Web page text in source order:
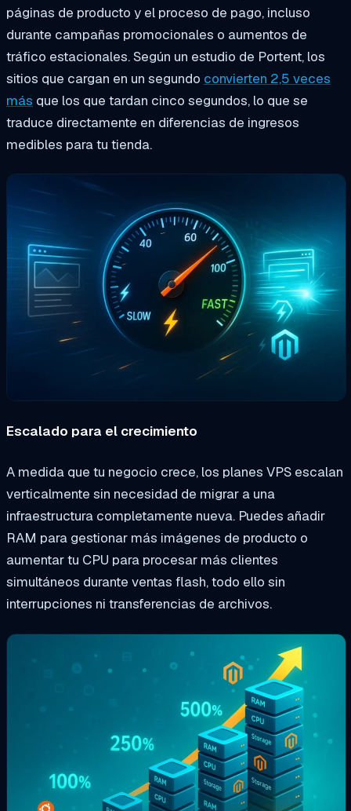
páginas de producto y el proceso de pago, incluso
durante campañas promocionales o aumentos de
tráfico estacionales. Según un estudio de Portent, los
sitios que cargan en un segundo convierten 2,5 veces
más que los que tardan cinco segundos, lo que se
traduce directamente en diferencias de ingresos
medibles para tu tienda.
Escalado para el crecimiento
A medida que tu negocio crece, los planes VPS escalan
verticalmente sin necesidad de migrar a una
infraestructura completamente nueva. Puedes añadir
RAM para gestionar más imágenes de producto o
aumentar tu CPU para procesar más clientes
simultáneos durante ventas flash, todo ello sin
interrupciones ni transferencias de archivos.